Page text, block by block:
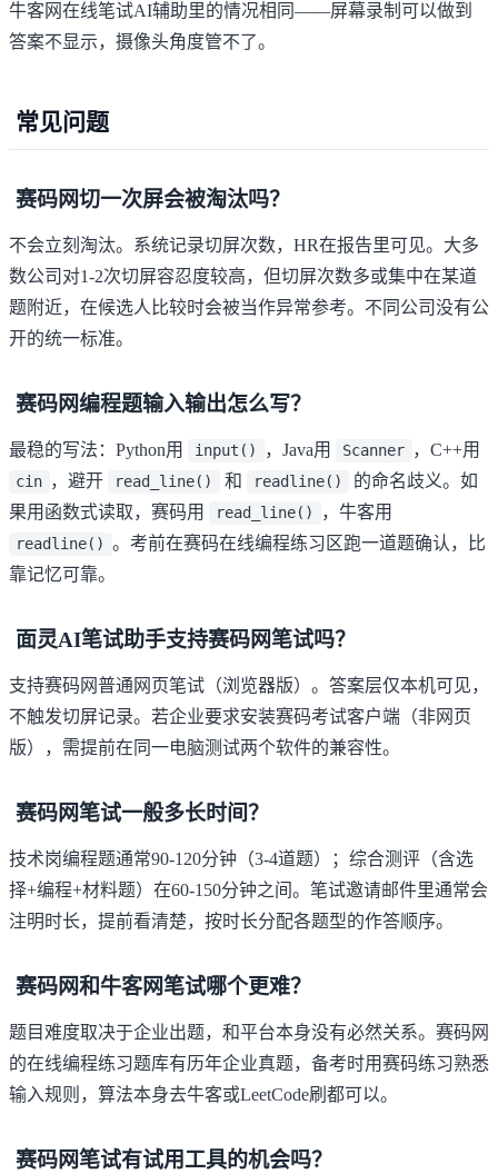
牛客网在线笔试AI辅助里的情况相同——屏幕录制可以做到
答案不显示，摄像头角度管不了。
常见问题
赛码网切一次屏会被淘汰吗？
不会立刻淘汰。系统记录切屏次数，HR在报告里可见。大多
数公司对1-2次切屏容忍度较高，但切屏次数多或集中在某道
题附近，在候选人比较时会被当作异常参考。不同公司没有公
开的统一标准。
赛码网编程题输入输出怎么写？
最稳的写法：Python用 input() ，Java用 Scanner ，C++用
cin ，避开 read_line() 和 readline()
的命名歧义。如
果用函数式读取，赛码用
read_line() ，牛客用
readline() 。考前在赛码在线编程练习区跑一道题确认，比
靠记忆可靠。
面灵AI笔试助手支持赛码网笔试吗？
支持赛码网普通网页笔试（浏览器版）。答案层仅本机可见，
不触发切屏记录。若企业要求安装赛码考试客户端（非网页
版），需提前在同一电脑测试两个软件的兼容性。
赛码网笔试一般多长时间？
技术岗编程题通常90-120分钟（3-4道题）；综合测评（含选
择+编程+材料题）在60-150分钟之间。笔试邀请邮件里通常会
注明时长，提前看清楚，按时长分配各题型的作答顺序。
赛码网和牛客网笔试哪个更难？
题目难度取决于企业出题，和平台本身没有必然关系。赛码网
的在线编程练习题库有历年企业真题，备考时用赛码练习熟悉
输入规则，算法本身去牛客或LeetCode刷都可以。
赛码网笔试有试用工具的机会吗？